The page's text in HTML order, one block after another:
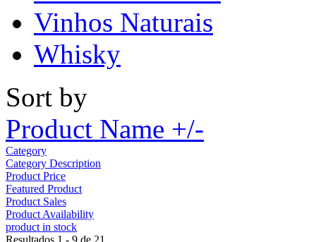
Vinhos Naturais
Whisky
Sort by
Product Name +/-
Category
Category Description
Product Price
Featured Product
Product Sales
Product Availability
product in stock